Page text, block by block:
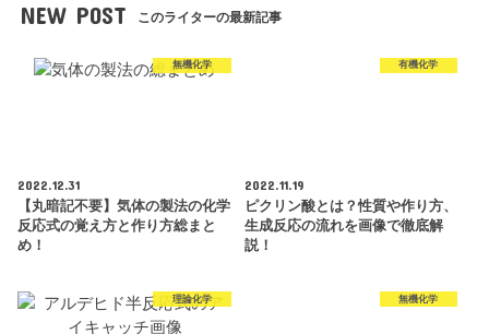
NEW POST このライターの最新記事
無機化学
2022.12.31
【丸暗記不要】気体の製法の化学
反応式の覚え方と作り方総まと
め！
有機化学
2022.11.19
ピクリン酸とは？性質や作り方、
生成反応の流れを画像で徹底解
説！
理論化学 無機化学